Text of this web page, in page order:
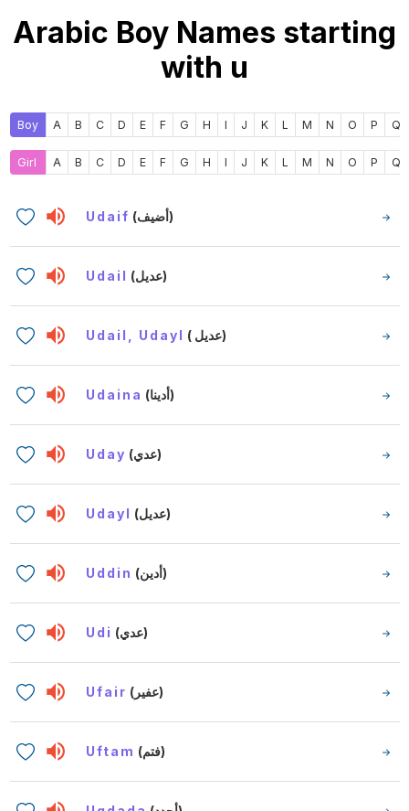
Arabic Boy Names starting
with u
Boy A B C D E F G H I J K L M N O P Q
Girl A B C D E F G H I J K L M N O P Q
Udaif (أضيف)
Udail (عديل)
Udail, Udayl ( عديل)
Udaina (أدينا)
Uday (عدي)
Udayl (عديل)
Uddin (أدين)
Udi (عدي)
Ufair (عفير)
Uftam (فتم)